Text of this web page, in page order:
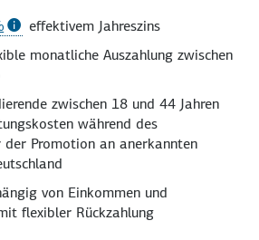
effektivem Jahreszins
monatliche Auszahlung zwischen
zwischen 18 und 44 Jahren
während des
der Promotion an anerkannten
von Einkommen und
flexibler Rückzahlung